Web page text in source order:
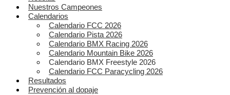
Nuestros Campeones
Calendarios
Calendario FCC 2026
Calendario Pista 2026
Calendario BMX Racing 2026
Calendario Mountain Bike 2026
Calendario BMX Freestyle 2026
Calendario FCC Paracycling 2026
Resultados
Prevención al dopaje